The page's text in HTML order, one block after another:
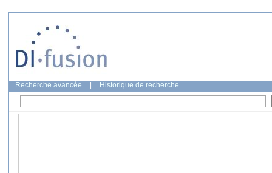
Recherche avancée Historique de recherche